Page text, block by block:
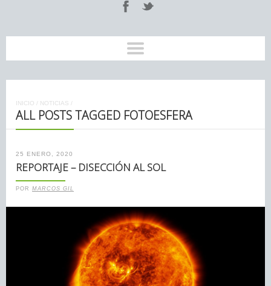
INICIO / NOTICIAS /
ALL POSTS TAGGED FOTOESFERA
25 ENERO, 2020
REPORTAJE – DISECCIÓN AL SOL
POR MARCOS GIL